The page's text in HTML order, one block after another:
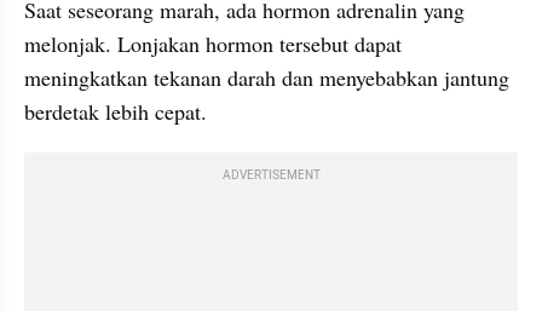
Saat seseorang marah, ada hormon adrenalin yang
melonjak. Lonjakan hormon tersebut dapat
meningkatkan tekanan darah dan menyebabkan jantung
berdetak lebih cepat.
ADVERTISEMENT